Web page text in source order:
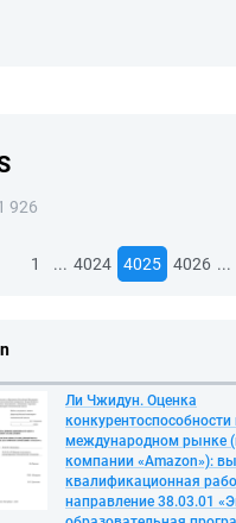
926
1 ... 4024 4025 4026 ...
Ли Чжидун. Оценка
международном рынке
компании «Amazon»):
квалификационная
направление 38.03.01